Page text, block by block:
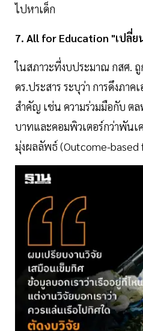
ไปหาเด็ก
7. All for Education "เปลี่
ในสภาวะที่งบประมาณ กสศ.
ดร.ประสาร ระบุว่า การดึงภา
สำคัญ เช่น ความร่วมมือกับ ต
บาทและคอมพิวเตอร์กว่าพันเ
มุ่งผลลัพธ์ (Outcome-based